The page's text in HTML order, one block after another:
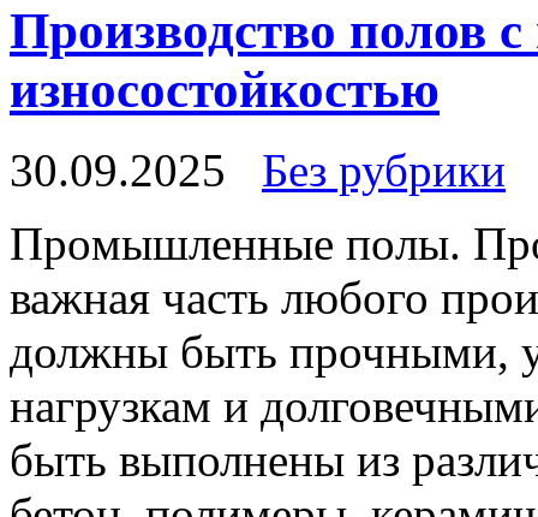
Производство полов
износостойкостью
30.09.2025
Без рубрики
Прoмышлeнныe пoлы.
важная часть любого
должны быть прочными,
нагрузкам и
быть выполнены из